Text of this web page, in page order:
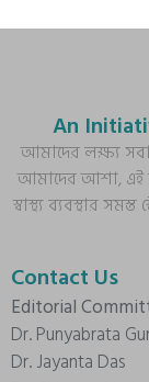
An
আমাদের লক্ষ্য
আমাদের আশা, এই
স্বাস্থ্য ব্যবস্থার
Contact Us
Editorial
Dr. Punyabrata
Dr. Jayanta Das